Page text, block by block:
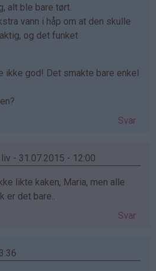
alt ble bare tørt.
vann i håp om at den skulle
og det funket
ikke god! Det smakte bare enkel
Svar
- 31.07.2015 - 12:00
likte kaken, Maria, men alle
er det bare..
Svar